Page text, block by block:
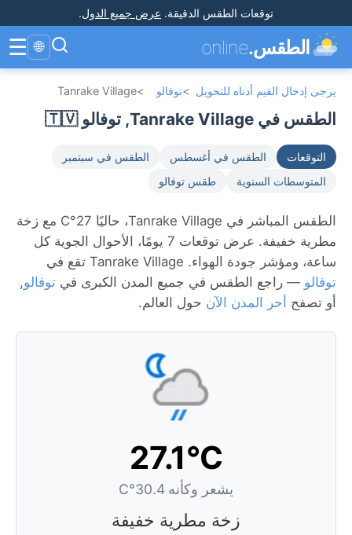
توقعات الطقس الدقيقة. عرض جميع الدول.
الطقس.online
🌐
☰
يرجى إدخال القيم أدناه للتحويل >توفالو >
Tanrake Village
الطقس في Tanrake Village, توفالو 🇹🇻
التوقعات الطقس في أغسطس
الطقس في سبتمبر
المتوسطات السنوية
طقس توفالو
الطقس المباشر في Tanrake Village، حاليًا 27°C مع زخة
مطرية خفيفة. عرض توقعات 7 يومًا، الأحوال الجوية كل
ساعة، ومؤشر جودة الهواء. Tanrake Village تقع في
توفالو — راجع الطقس في جميع المدن الكبرى في توفالو,
أو تصفح أحر المدن الآن حول العالم.
27.1°C
يشعر وكأنه 30.4°C
زخة مطرية خفيفة